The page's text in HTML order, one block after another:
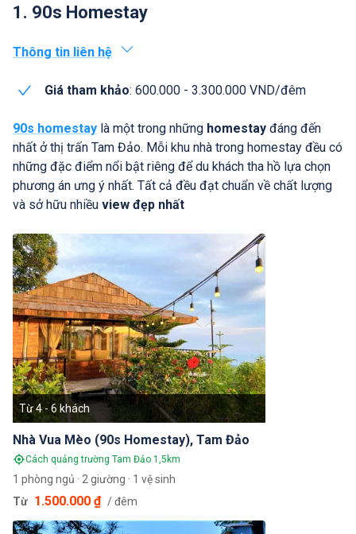
1. 90s Homestay
Thông tin liên hệ
Giá tham khảo: 600.000 - 3.300.000 VND/đêm
90s homestay là một trong những homestay đáng đến
nhất ở thị trấn Tam Đảo. Mỗi khu nhà trong homestay đều có
những đặc điểm nổi bật riêng để du khách tha hồ lựa chọn
phương án ưng ý nhất. Tất cả đều đạt chuẩn về chất lượng
và sở hữu nhiều view đẹp nhất
Nhà Vua Mèo (90s Homestay), Tam Đảo
Cách quảng trường Tam Đảo 1,5km
Từ 4 - 6 khách
1 phòng ngủ · 2 giường · 1 vệ sinh
Từ 1.500.000 ₫ / đêm